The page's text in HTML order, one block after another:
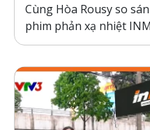
Cùng Hòa Rousy so
phim phản xạ nhiệt
kiểm tra so sánh trực
thường hoạt động
kính,...